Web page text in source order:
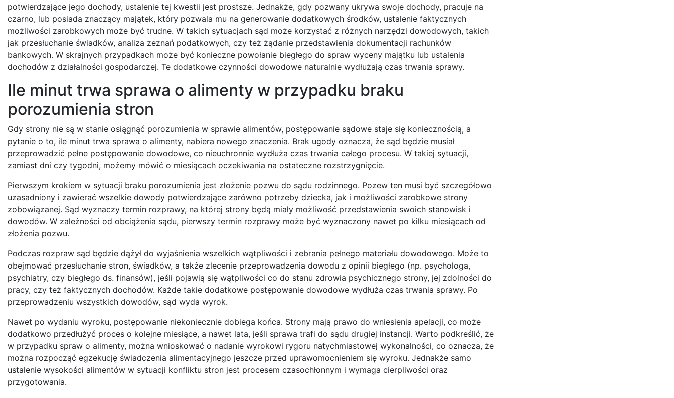
potwierdzające jego dochody, ustalenie tej kwestii jest prostsze. Jednakże, gdy pozwany ukrywa swoje dochody, pracuje na
czarno, lub posiada znaczący majątek, który pozwala mu na generowanie dodatkowych środków, ustalenie faktycznych
możliwości zarobkowych może być trudne. W takich sytuacjach sąd może korzystać z różnych narzędzi dowodowych, takich
jak przesłuchanie świadków, analiza zeznań podatkowych, czy też żądanie przedstawienia dokumentacji rachunków
bankowych. W skrajnych przypadkach może być konieczne powołanie biegłego do spraw wyceny majątku lub ustalenia
dochodów z działalności gospodarczej. Te dodatkowe czynności dowodowe naturalnie wydłużają czas trwania sprawy.
Ile minut trwa sprawa o alimenty w przypadku braku
porozumienia stron
Gdy strony nie są w stanie osiągnąć porozumienia w sprawie alimentów, postępowanie sądowe staje się koniecznością, a
pytanie o to, ile minut trwa sprawa o alimenty, nabiera nowego znaczenia. Brak ugody oznacza, że sąd będzie musiał
przeprowadzić pełne postępowanie dowodowe, co nieuchronnie wydłuża czas trwania całego procesu. W takiej sytuacji,
zamiast dni czy tygodni, możemy mówić o miesiącach oczekiwania na ostateczne rozstrzygnięcie.
Pierwszym krokiem w sytuacji braku porozumienia jest złożenie pozwu do sądu rodzinnego. Pozew ten musi być szczegółowo
uzasadniony i zawierać wszelkie dowody potwierdzające zarówno potrzeby dziecka, jak i możliwości zarobkowe strony
zobowiązanej. Sąd wyznaczy termin rozprawy, na której strony będą miały możliwość przedstawienia swoich stanowisk i
dowodów. W zależności od obciążenia sądu, pierwszy termin rozprawy może być wyznaczony nawet po kilku miesiącach od
złożenia pozwu.
Podczas rozpraw sąd będzie dążył do wyjaśnienia wszelkich wątpliwości i zebrania pełnego materiału dowodowego. Może to
obejmować przesłuchanie stron, świadków, a także zlecenie przeprowadzenia dowodu z opinii biegłego (np. psychologa,
psychiatry, czy biegłego ds. finansów), jeśli pojawią się wątpliwości co do stanu zdrowia psychicznego strony, jej zdolności do
pracy, czy też faktycznych dochodów. Każde takie dodatkowe postępowanie dowodowe wydłuża czas trwania sprawy. Po
przeprowadzeniu wszystkich dowodów, sąd wyda wyrok.
Nawet po wydaniu wyroku, postępowanie niekoniecznie dobiega końca. Strony mają prawo do wniesienia apelacji, co może
dodatkowo przedłużyć proces o kolejne miesiące, a nawet lata, jeśli sprawa trafi do sądu drugiej instancji. Warto podkreślić, że
w przypadku spraw o alimenty, można wnioskować o nadanie wyrokowi rygoru natychmiastowej wykonalności, co oznacza, że
można rozpocząć egzekucję świadczenia alimentacyjnego jeszcze przed uprawomocnieniem się wyroku. Jednakże samo
ustalenie wysokości alimentów w sytuacji konfliktu stron jest procesem czasochłonnym i wymaga cierpliwości oraz
przygotowania.